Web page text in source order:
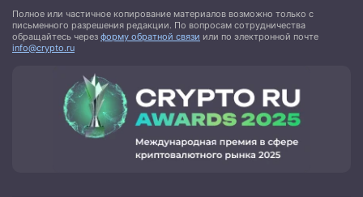
Полное или частичное копирование материалов возможно только с
письменного разрешения редакции. По вопросам сотрудничества
обращайтесь через форму обратной связи или по электронной почте
info@crypto.ru